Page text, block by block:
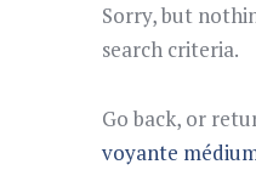
Sorry, but
search criteria.
Go back, or
voyante